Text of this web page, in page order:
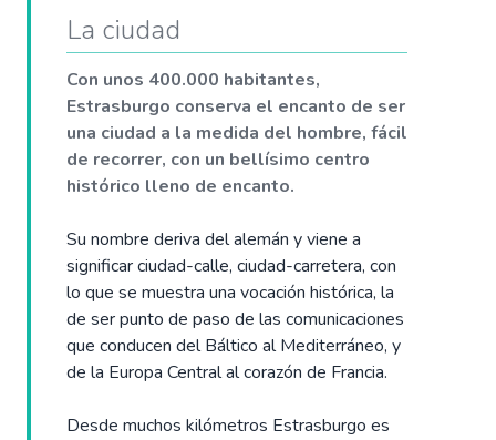
La ciudad
Con unos 400.000 habitantes,
Estrasburgo conserva el encanto de ser
una ciudad a la medida del hombre, fácil
de recorrer, con un bellísimo centro
histórico lleno de encanto.
Su nombre deriva del alemán y viene a
significar ciudad-calle, ciudad-carretera, con
lo que se muestra una vocación histórica, la
de ser punto de paso de las comunicaciones
que conducen del Báltico al Mediterráneo, y
de la Europa Central al corazón de Francia.
Desde muchos kilómetros Estrasburgo es